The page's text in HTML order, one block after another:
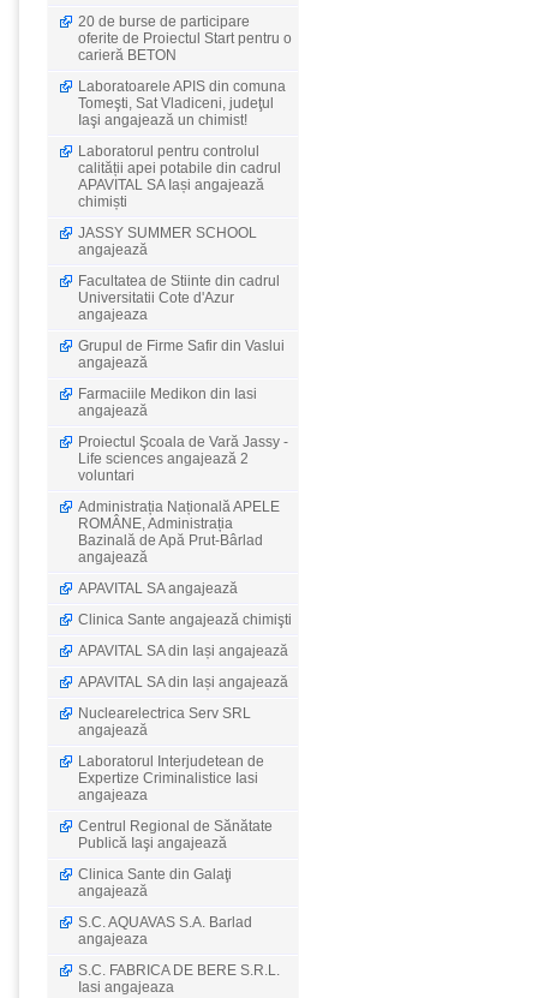
20 de burse de participare
oferite de Proiectul Start pentru o
carieră BETON
Laboratoarele APIS din comuna
Tomeşti, Sat Vladiceni, judeţul
Iaşi angajează un chimist!
Laboratorul pentru controlul
calității apei potabile din cadrul
APAVITAL SA Iași angajează
chimiști
JASSY SUMMER SCHOOL
angajează
Facultatea de Stiinte din cadrul
Universitatii Cote d'Azur
angajeaza
Grupul de Firme Safir din Vaslui
angajează
Farmaciile Medikon din Iasi
angajează
Proiectul Şcoala de Vară Jassy -
Life sciences angajează 2
voluntari
Administrația Națională APELE
ROMÂNE, Administrația
Bazinală de Apă Prut-Bârlad
angajează
APAVITAL SA angajează
Clinica Sante angajează chimişti
APAVITAL SA din Iași angajează
APAVITAL SA din Iași angajează
Nuclearelectrica Serv SRL
angajează
Laboratorul Interjudetean de
Expertize Criminalistice Iasi
angajeaza
Centrul Regional de Sănătate
Publică Iaşi angajează
Clinica Sante din Galaţi
angajează
S.C. AQUAVAS S.A. Barlad
angajeaza
S.C. FABRICA DE BERE S.R.L.
Iasi angajeaza